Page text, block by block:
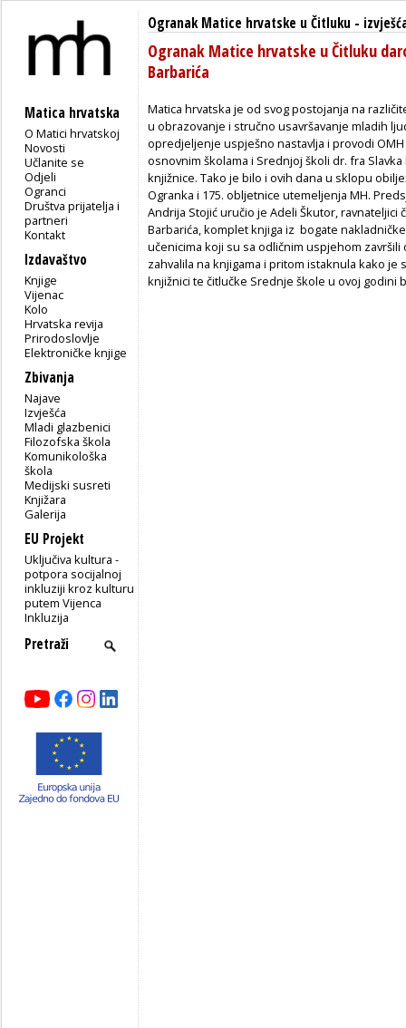
Matica hrvatska
O Matici hrvatskoj
Novosti
Učlanite se
Odjeli
Ogranci
Društva prijatelja i
partneri
Kontakt
Izdavaštvo
Knjige
Vijenac
Kolo
Hrvatska revija
Prirodoslovlje
Elektroničke knjige
Zbivanja
Najave
Izvješća
Mladi glazbenici
Filozofska škola
Komunikološka
škola
Medijski susreti
Knjižara
Galerija
EU Projekt
Uključiva kultura -
potpora socijalnoj
inkluziji kroz kulturu
putem Vijenca
Inkluzija
Ogranak Matice hrvatske u Čitluku -
Ogranak Matice hrvatske u Čitluku
Barbarića
Matica hrvatska je od svog postojanja na
u obrazovanje i stručno usavršavanje mladih
opredjeljenje uspješno nastavlja i provodi
osnovnim školama i Srednjoj školi dr. fra
knjižnice. Tako je bilo i ovih dana u sklopu
Ogranka i 175. obljetnice utemeljenja MH.
Andrija Stojić uručio je Adeli Škutor, ravnateljici
Barbarića, komplet knjiga iz bogate
učenicima koji su sa odličnim uspjehom
zahvalila na knjigama i pritom istaknula kako je
knjižnici te čitlučke Srednje škole u ovoj godini